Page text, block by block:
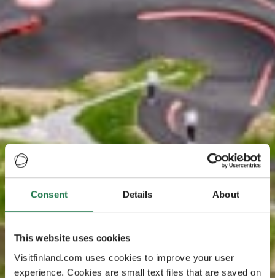
Consent Details About
This website uses cookies
Visitfinland.com uses cookies to improve your user
experience. Cookies are small text files that are saved on